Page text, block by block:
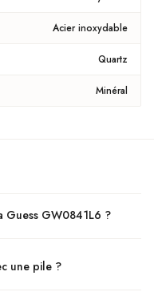
Acier inoxydable
Quartz
Minéral
GW0841L6 ?
une pile ?